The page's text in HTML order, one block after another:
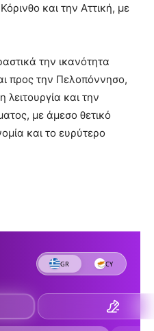
και την Αττική, με
την ικανότητα
προς την Πελοπόννησο,
και την
με άμεσο θετικό
και το ευρύτερο